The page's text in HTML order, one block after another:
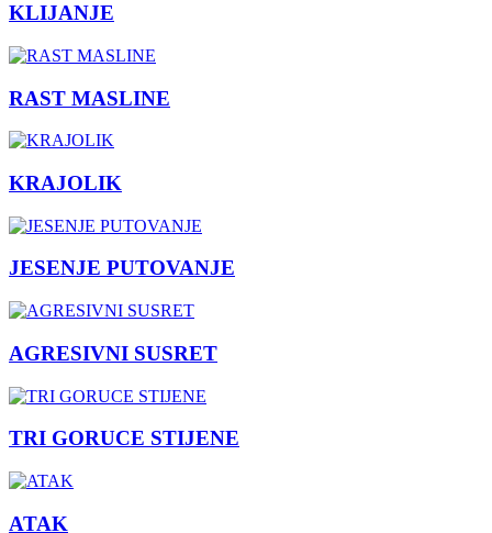
KLIJANJE
RAST MASLINE
KRAJOLIK
JESENJE PUTOVANJE
AGRESIVNI SUSRET
TRI GORUCE STIJENE
ATAK